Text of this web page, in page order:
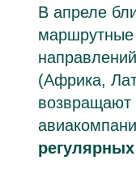
В апреле
маршрутные
(Африка,
возвращают